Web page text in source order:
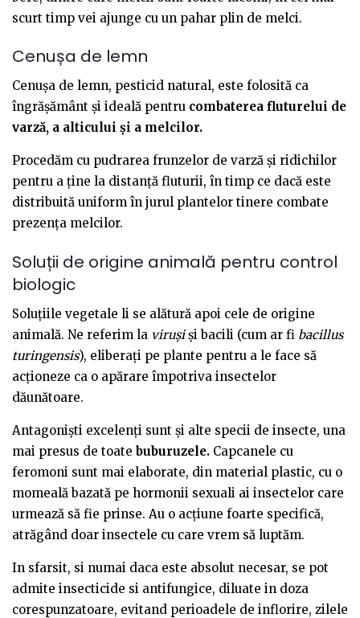
scurt timp vei ajunge cu un pahar plin de melci.
Cenușa de lemn
Cenușa de lemn, pesticid natural, este folosită ca
îngrășământ și ideală pentru combaterea fluturelui de
varză, a alticului și a melcilor.
Procedăm cu pudrarea frunzelor de varză și ridichilor
pentru a ține la distanță fluturii, în timp ce dacă este
distribuită uniform în jurul plantelor tinere combate
prezența melcilor.
Soluții de origine animală pentru control
biologic
Soluțiile vegetale li se alătură apoi cele de origine
animală. Ne referim la virușiși bacili (cum ar fi bacillus
turingensis), eliberați pe plante pentru a le face să
acționeze ca o apărare împotriva insectelor
dăunătoare.
Antagoniști excelenți sunt și alte specii de insecte, una
mai presus de toate buburuzele. Capcanele cu
feromoni sunt mai elaborate, din material plastic, cu o
momeală bazată pe hormonii sexuali ai insectelor care
urmează să fie prinse. Au o acțiune foarte specifică,
atrăgând doar insectele cu care vrem să luptăm.
In sfarsit, si numai daca este absolut necesar, se pot
admite insecticide si antifungice, diluate in doza
corespunzatoare, evitand perioadele de inflorire, zilele